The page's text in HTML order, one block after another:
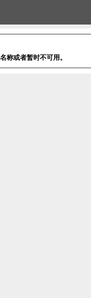
称或者暂时不可用。